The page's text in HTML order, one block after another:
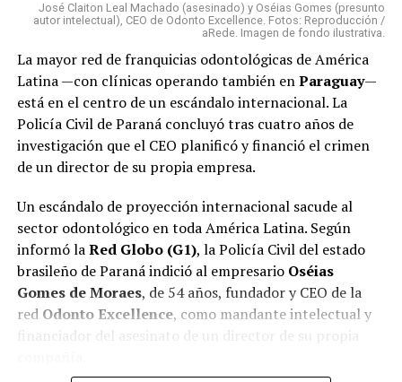
José Claiton Leal Machado (asesinado) y Oséias Gomes (presunto
autor intelectual), CEO de Odonto Excellence. Fotos: Reproducción /
aRede. Imagen de fondo ilustrativa.
La mayor red de franquicias odontológicas de América
Latina —con clínicas operando también enParaguay—
está en el centro de un escándalo internacional. La
Policía Civil de Paraná concluyó tras cuatro años de
investigación que el CEO planificó y financió el crimen
de un director de su propia empresa.
Un escándalo de proyección internacional sacude al
sector odontológico en toda América Latina. Según
informó laRed Globo (G1), la Policía Civil del estado
brasileño de Paraná indició al empresario Oséias
Gomes de Moraes, de 54 años, fundador y CEO de la
red Odonto Excellence, como mandante intelectual y
financiador del asesinato de un director de su propia